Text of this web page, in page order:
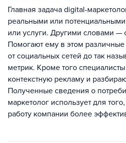
Главная задача digital-
реальными или
или услуги. Другими словами —
Помогают ему в этом
от социальных сетей до так
метрик. Кроме того
контекстную рекламу и
Полученные сведения о
маркетолог использует для
работу компании более